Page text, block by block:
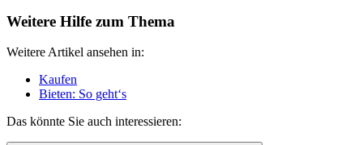
Weitere Hilfe zum Thema
Weitere Artikel ansehen in:
Kaufen
Bieten: So geht‘s
Das könnte Sie auch interessieren: